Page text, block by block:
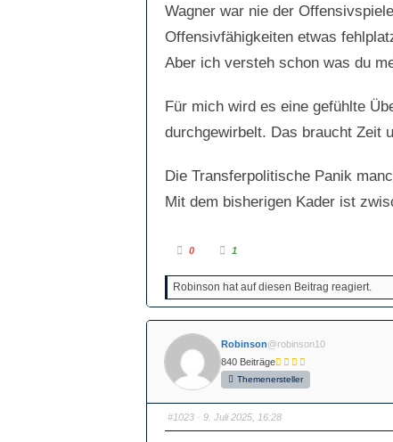
h
n
t
n
h
b
e
.
Wagner war nie der
Offensivfähigkeiten etwas
Aber ich versteh schon was du
Für mich wird es eine gefühlte
durchgewirbelt. Das braucht Zeit
Die Transferpolitische Panik
Mit dem bisherigen Kader ist
A
l
i
c
k
f
r
D
a
u
e
n
a
0
A
l
i
c
k
ü
r
D
a
u
e
n
a
1
Robinson hat auf diesen Beitrag reagiert.
Robinson@robinson10
840 Beiträge
Themenersteller
#1023· 9. Juli 2025, 16:28